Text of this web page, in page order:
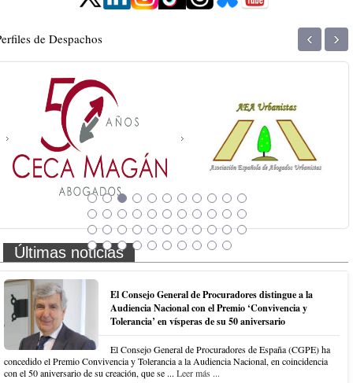
de Despachos ‹ ›
Últimas noticias
El Consejo General de Procuradores distingue a la
Audiencia Nacional con el Premio ‘Convivencia y
Tolerancia’ en vísperas de su 50 aniversario
El Consejo General de Procuradores de España (CGPE) ha
concedido el Premio Convivencia y Tolerancia a la Audiencia Nacional, en coincidencia
con el 50 aniversario de su creación, que se ... Leer más ...